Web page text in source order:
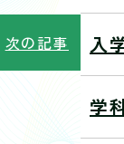
入
学
次の記事